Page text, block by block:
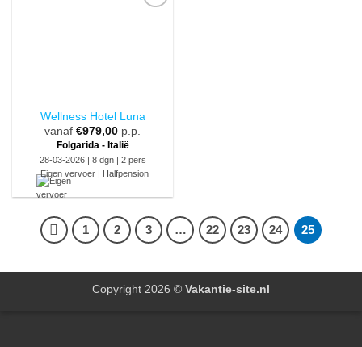
Wellness Hotel Luna
vanaf €979,00 p.p.
Folgarida - Italië
28-03-2026 | 8 dgn | 2 pers
Eigen vervoer | Halfpension
1 2 3 … 22 23 24 25
Copyright 2026 © Vakantie-site.nl